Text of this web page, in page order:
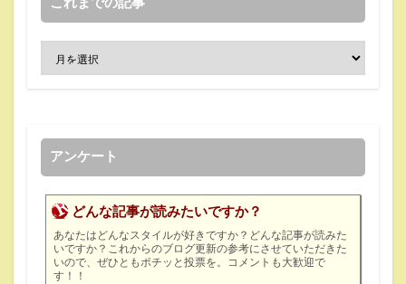
これまでの記事
アンケート
どんな記事が読みたいですか？
あなたはどんなスタイルが好きですか？どんな記事が読みた
いですか？これからのブログ更新の参考にさせていただきた
いので、ぜひともポチッと投票を。コメントも大歓迎で
す！！